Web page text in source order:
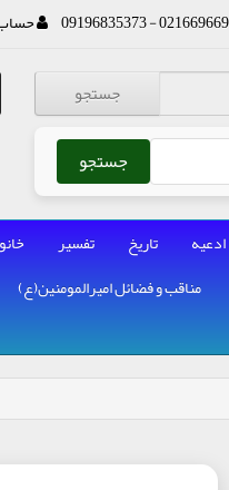
02166966905 -
جستجو
جستجو
ادعیه تاریخ تفسیر
مناقب و فضائل امیرالمومنین(ع)